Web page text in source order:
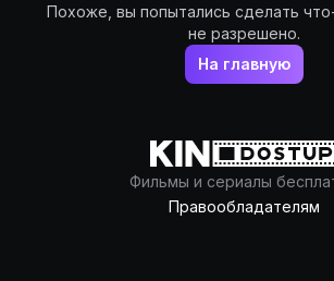
Похоже, вы попытались сделать
не разрешено.
На главную
Фильмы и сериалы
Правообладателям